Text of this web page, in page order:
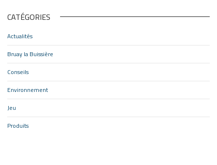
CATÉGORIES
Actualités
Bruay la Buissière
Conseils
Environnement
Jeu
Produits